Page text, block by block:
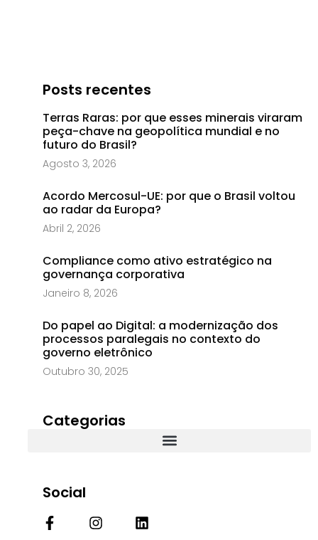
Posts recentes
Terras Raras: por que esses minerais viraram
peça-chave na geopolítica mundial e no
futuro do Brasil?
Agosto 3, 2026
Acordo Mercosul-UE: por que o Brasil voltou
ao radar da Europa?
Abril 2, 2026
Compliance como ativo estratégico na
governança corporativa
Janeiro 8, 2026
Do papel ao Digital: a modernização dos
processos paralegais no contexto do
governo eletrônico
Outubro 30, 2025
Categorias
Social